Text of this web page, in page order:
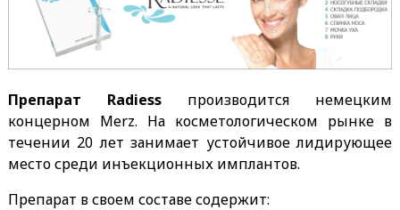
Препарат Radiessпроизводится немецким
концерном Merz. На косметологическом рынке в
течении 20 лет занимает устойчивое лидирующее
место среди инъекционных имплантов.
Препарат в своем составе содержит: